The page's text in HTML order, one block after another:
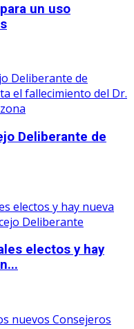
un uso
Deliberante de
electos y hay